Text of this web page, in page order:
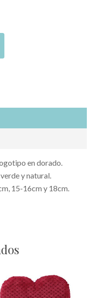
en dorado.
y natural.
15-16cm y 18cm.